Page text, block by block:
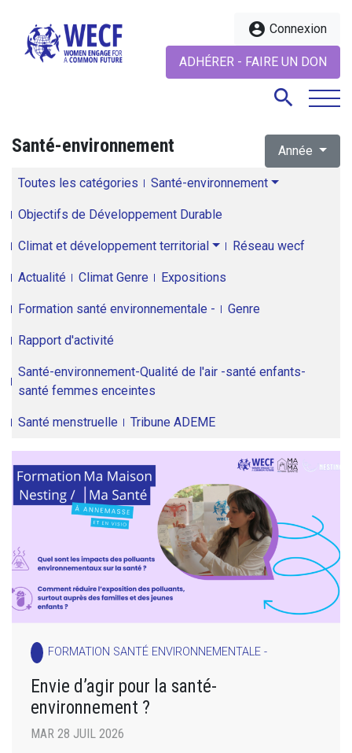
account_circle Connexion
ADHÉRER - FAIRE UN DON
search
Santé-environnement Année
Toutes les catégories Santé-environnement
Objectifs de Développement Durable
Climat et développement territorial Réseau wecf
Actualité Climat Genre Expositions
Formation santé environnementale - Genre
Rapport d'activité
Santé-environnement-Qualité de l'air -santé enfants-
santé femmes enceintes
Santé menstruelle Tribune ADEME
FORMATION SANTÉ ENVIRONNEMENTALE -
Envie d’agir pour la santé-
environnement ?
MAR 28 JUIL 2026